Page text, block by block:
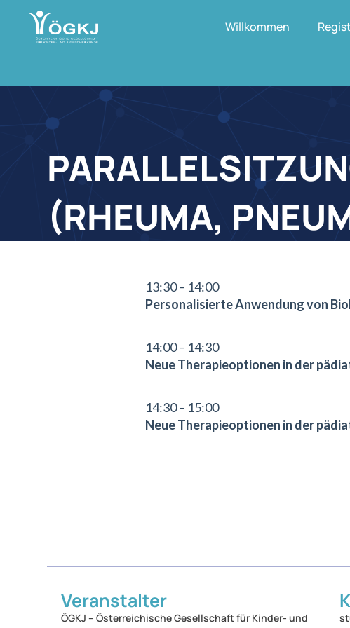
Willkommen
(RHEUMA,
13:30 – 14:00
Personalisierte Anwendung von
14:00 – 14:30
Neue Therapieoptionen in der
14:30 – 15:00
Neue Therapieoptionen in der
Veranstalter
ÖGKJ​ – Österreichische Gesellschaft für Kinder- und